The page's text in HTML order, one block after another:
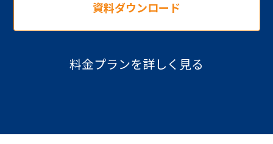
資料ダウンロード
料金プランを詳しく見る